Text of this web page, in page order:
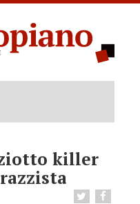
killer